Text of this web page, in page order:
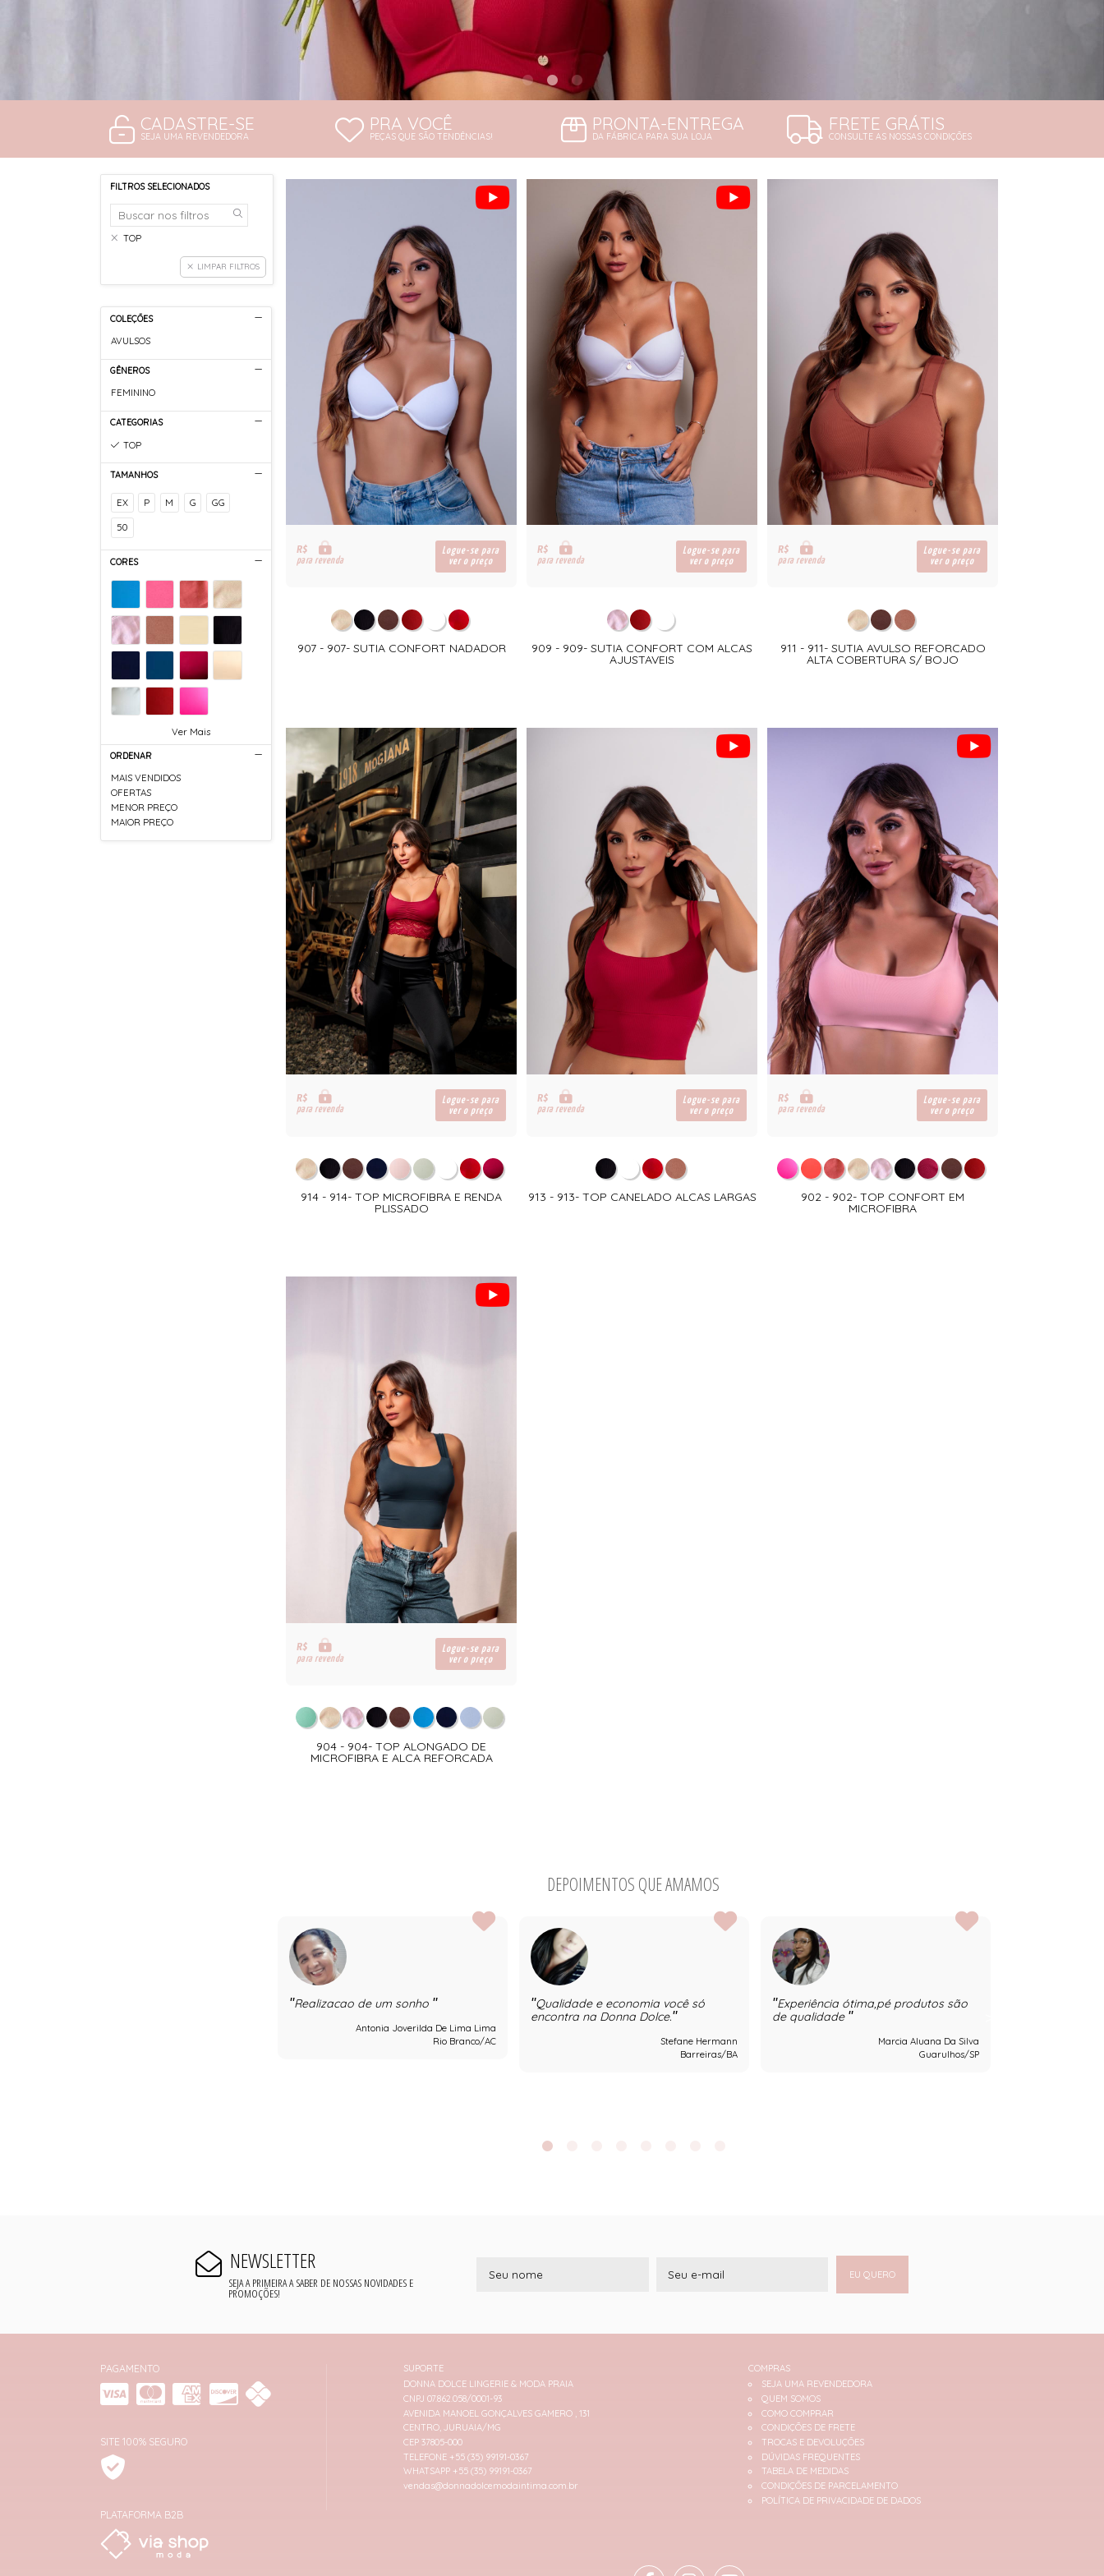
CADASTRE-SE
SEJA UMA REVENDEDORA
PRA VOCÊ
PEÇAS QUE SÃO TENDÊNCIAS!
PRONTA-ENTREGA
DA FÁBRICA PARA SUA LOJA
FRETE GRÁTIS
CONSULTE AS NOSSAS CONDIÇÕES
FILTROS SELECIONADOS
TOP
LIMPAR FILTROS
COLEÇÕES
AVULSOS
GÊNEROS
FEMININO
CATEGORIAS
TOP
TAMANHOS
EX P M G GG
50
CORES
Ver Mais
ORDENAR
MAIS VENDIDOS
OFERTAS
MENOR PREÇO
MAIOR PREÇO
R$
para revenda
Logue-se para
ver o preço
907 - 907- SUTIA CONFORT NADADOR
R$
para revenda
Logue-se para
ver o preço
909 - 909- SUTIA CONFORT COM ALCAS
AJUSTAVEIS
R$
para revenda
Logue-se para
ver o preço
911 - 911- SUTIA AVULSO REFORCADO
ALTA COBERTURA S/ BOJO
R$
para revenda
Logue-se para
ver o preço
914 - 914- TOP MICROFIBRA E RENDA
PLISSADO
R$
para revenda
Logue-se para
ver o preço
913 - 913- TOP CANELADO ALCAS LARGAS
R$
para revenda
Logue-se para
ver o preço
902 - 902- TOP CONFORT EM
MICROFIBRA
R$
para revenda
Logue-se para
ver o preço
904 - 904- TOP ALONGADO DE
MICROFIBRA E ALCA REFORCADA
DEPOIMENTOS QUE AMAMOS
Realizacao de um sonho
Antonia Joverilda De Lima Lima
Rio Branco/AC
Qualidade e economia você só
encontra na Donna Dolce.
Stefane Hermann
Barreiras/BA
Experiência ótima,pé produtos são
de qualidade
Marcia Aluana Da Silva
Guarulhos/SP
NEWSLETTER
SEJA A PRIMEIRA A SABER DE NOSSAS NOVIDADES E
PROMOÇÕES!
EU QUERO
PAGAMENTO
SITE 100% SEGURO
PLATAFORMA B2B
SUPORTE
DONNA DOLCE LINGERIE & MODA PRAIA
CNPJ 07.862.058/0001-93
AVENIDA MANOEL GONÇALVES GAMERO , 131
CENTRO, JURUAIA/MG
CEP 37805-000
TELEFONE +55 (35) 99191-0367
WHATSAPP +55 (35) 99191-0367
vendas@donnadolcemodaintima.com.br
COMPRAS
SEJA UMA REVENDEDORA
QUEM SOMOS
COMO COMPRAR
CONDIÇÕES DE FRETE
TROCAS E DEVOLUÇÕES
DÚVIDAS FREQUENTES
TABELA DE MEDIDAS
CONDIÇÕES DE PARCELAMENTO
POLÍTICA DE PRIVACIDADE DE DADOS